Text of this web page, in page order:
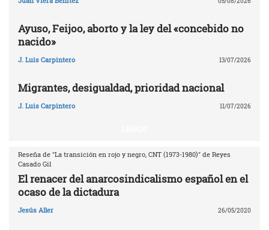
Ayuso, Feijoo, aborto y la ley del «concebido no
nacido»
J. Luis Carpintero 13/07/2026
Migrantes, desigualdad, prioridad nacional
J. Luis Carpintero 11/07/2026
Reseña de "La transición en rojo y negro, CNT (1973-1980)" de Reyes
Casado Gil
El renacer del anarcosindicalismo español en el
ocaso de la dictadura
Jesús Aller 26/05/2020